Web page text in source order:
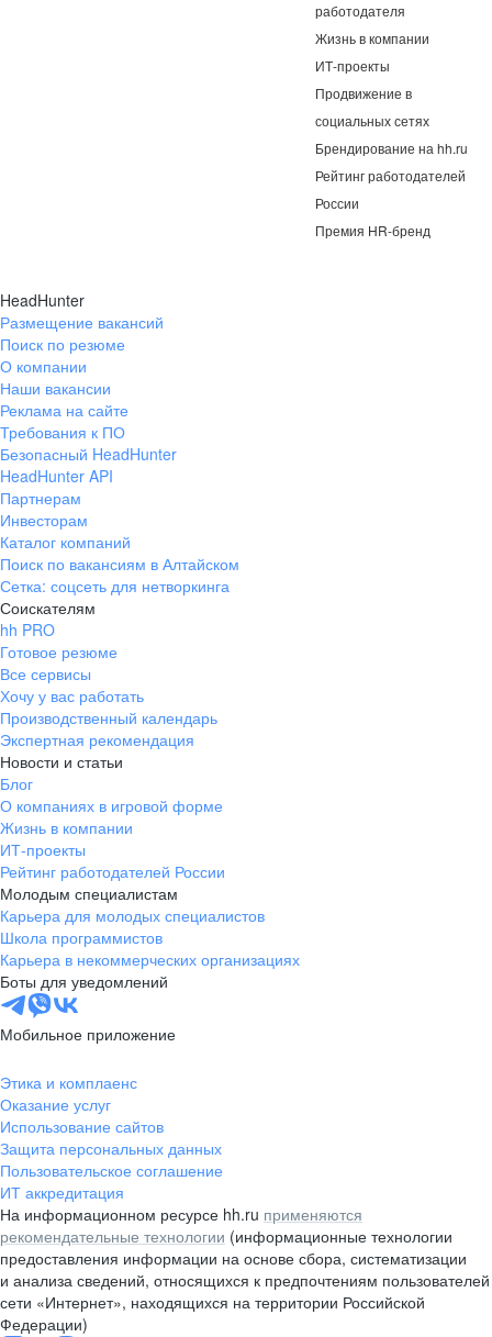
работодателя
Жизнь в компании
ИТ-проекты
Продвижение в
социальных сетях
Брендирование на hh.ru
Рейтинг работодателей
России
Премия HR-бренд
HeadHunter
Размещение вакансий
Поиск по резюме
О компании
Наши вакансии
Реклама на сайте
Требования к ПО
Безопасный HeadHunter
HeadHunter API
Партнерам
Инвесторам
Каталог компаний
Поиск по вакансиям в Алтайском
Сетка: соцсеть для нетворкинга
Соискателям
hh PRO
Готовое резюме
Все сервисы
Хочу у вас работать
Производственный календарь
Экспертная рекомендация
Новости и статьи
Блог
О компаниях в игровой форме
Жизнь в компании
ИТ-проекты
Рейтинг работодателей России
Молодым специалистам
Карьера для молодых специалистов
Школа программистов
Карьера в некоммерческих организациях
Боты для уведомлений
Мобильное приложение
Этика и комплаенс
Оказание услуг
Использование сайтов
Защита персональных данных
Пользовательское соглашение
ИТ аккредитация
На информационном ресурсе hh.ru применяются
рекомендательные технологии (информационные технологии
предоставления информации на основе сбора, систематизации
и анализа сведений, относящихся к предпочтениям пользователей
сети «Интернет», находящихся на территории Российской
Федерации)